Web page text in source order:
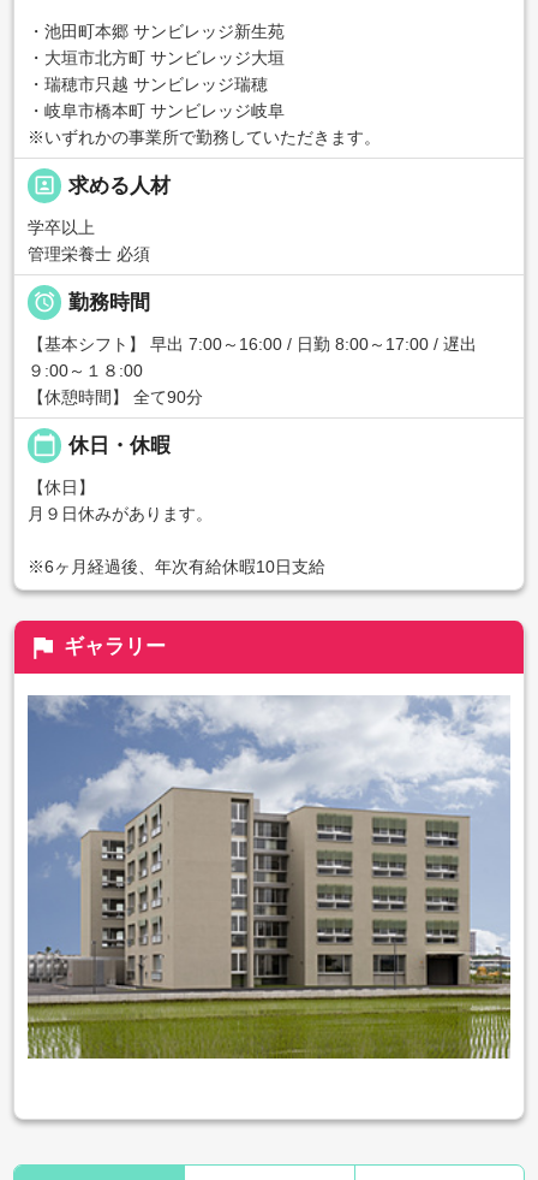
・池田町本郷 サンビレッジ新生苑
・大垣市北方町 サンビレッジ大垣
・瑞穂市只越 サンビレッジ瑞穂
・岐阜市橋本町 サンビレッジ岐阜
※いずれかの事業所で勤務していただきます。
portrait 求める人材
学卒以上
管理栄養士 必須
 勤務時間
【基本シフト】 早出 7:00～16:00 / 日勤 8:00～17:00 / 遅出
９:00～１８:00
【休憩時間】 全て90分
calendar_today 休日・休暇
【休日】
月９日休みがあります。
※6ヶ月経過後、年次有給休暇10日支給
flag ギャラリー